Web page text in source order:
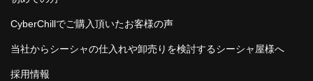
CyberChillでご購入頂いたお客様の声
当社からシーシャの仕入れや卸売りを検討するシーシャ屋様へ
採用情報